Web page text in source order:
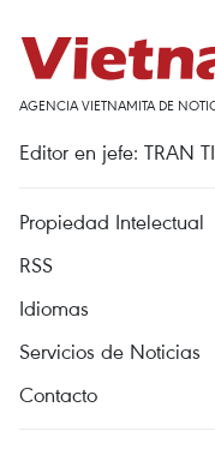
AGENCIA VIETNAMITA DE
Editor en jefe: TRAN
Propiedad Intelectual
RSS
Idiomas
Servicios de Noticias
Contacto